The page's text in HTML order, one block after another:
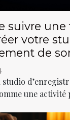
suivre
votre
de
studio
une activité